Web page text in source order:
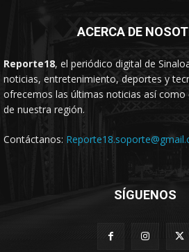
ACERCA DE
Reporte18, el periódico digital de
noticias, entretenimiento, deportes y
ofrecemos las últimas noticias así como
de nuestra región.
Contáctanos:
SÍGUENOS